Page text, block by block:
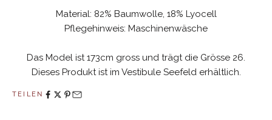
Material: 82% Baumwolle, 18% Lyocell
Pflegehinweis: Maschinenwäsche
Das Model ist 173cm gross und trägt die Grösse 26.
Dieses Produkt ist im Vestibule Seefeld erhältlich.
TEILEN